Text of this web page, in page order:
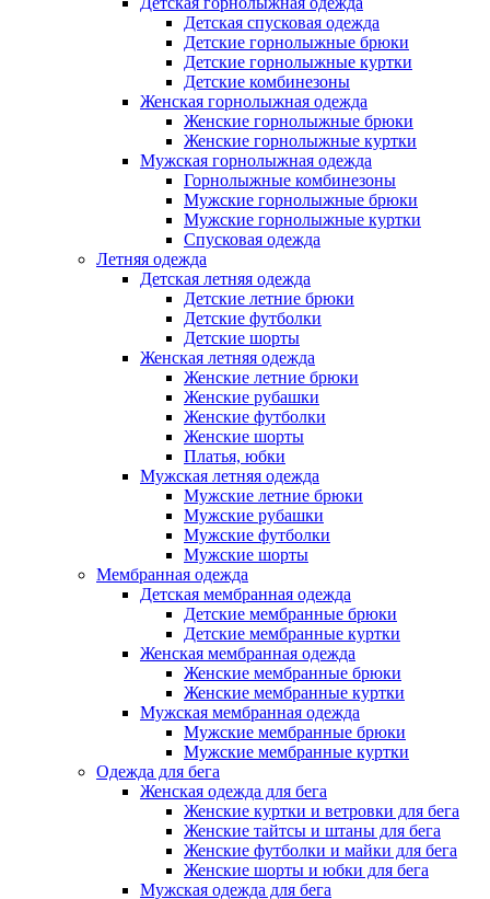
Детская спусковая одежда
Детские горнолыжные брюки
Детские горнолыжные куртки
Детские комбинезоны
Женская горнолыжная одежда
Женские горнолыжные брюки
Женские горнолыжные куртки
Мужская горнолыжная одежда
Горнолыжные комбинезоны
Мужские горнолыжные брюки
Мужские горнолыжные куртки
Спусковая одежда
Летняя одежда
Детская летняя одежда
Детские летние брюки
Детские футболки
Детские шорты
Женская летняя одежда
Женские летние брюки
Женские рубашки
Женские футболки
Женские шорты
Платья, юбки
Мужская летняя одежда
Мужские летние брюки
Мужские рубашки
Мужские футболки
Мужские шорты
Мембранная одежда
Детская мембранная одежда
Детские мембранные брюки
Детские мембранные куртки
Женская мембранная одежда
Женские мембранные брюки
Женские мембранные куртки
Мужская мембранная одежда
Мужские мембранные брюки
Мужские мембранные куртки
Одежда для бега
Женская одежда для бега
Женские куртки и ветровки для бега
Женские тайтсы и штаны для бега
Женские футболки и майки для бега
Женские шорты и юбки для бега
Мужская одежда для бега